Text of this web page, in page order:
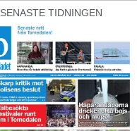
SENASTE TIDNINGEN